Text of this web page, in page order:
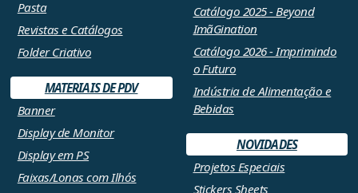
Pasta
Revistas e Catálogos
Folder Criativo
MATERIAIS DE PDV
Banner
Display de Monitor
Display em PS
Faixas/Lonas com Ilhós
Catálogo 2025 - Beyond
ImãGination
Catálogo 2026 - Imprimindo
o Futuro
Indústria de Alimentação e
Bebidas
NOVIDADES
Projetos Especiais
Stickers Sheets